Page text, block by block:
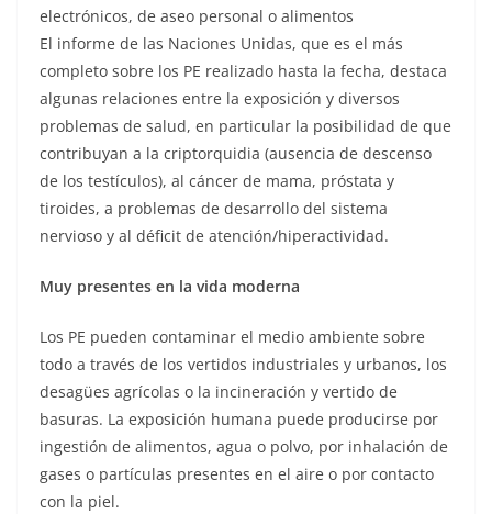
electrónicos, de aseo personal o alimentos
El informe de las Naciones Unidas, que es el más
completo sobre los PE realizado hasta la fecha, destaca
algunas relaciones entre la exposición y diversos
problemas de salud, en particular la posibilidad de que
contribuyan a la criptorquidia (ausencia de descenso
de los testículos), al cáncer de mama, próstata y
tiroides, a problemas de desarrollo del sistema
nervioso y al déficit de atención/hiperactividad.
Muy presentes en la vida moderna
Los PE pueden contaminar el medio ambiente sobre
todo a través de los vertidos industriales y urbanos, los
desagües agrícolas o la incineración y vertido de
basuras. La exposición humana puede producirse por
ingestión de alimentos, agua o polvo, por inhalación de
gases o partículas presentes en el aire o por contacto
con la piel.